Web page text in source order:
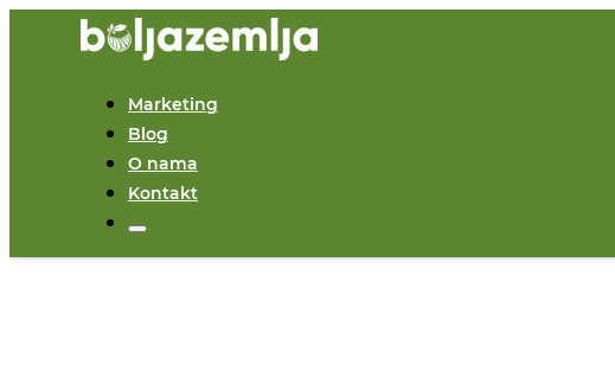
Marketing
Blog
O nama
Kontakt